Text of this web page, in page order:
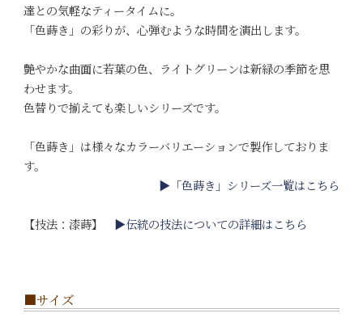
達との気軽なティータイムに。
「色蒔き」の彩りが、心弾むような時間を演出します。
艶やかな曲面に若葉の色、ライトグリーンは新緑の季節を思
わせます。
色替りで揃えても楽しいシリーズです。
「色蒔き」は様々なカラーバリエーションで製作しておりま
す。
▶「色蒔き」シリーズ一覧はこちら
【技法：漆蒔】 ▶伝統の技法についての詳細はこちら
■サイズ